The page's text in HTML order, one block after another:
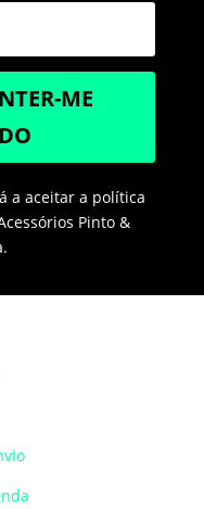
ME
a aceitar a política
Pinto &